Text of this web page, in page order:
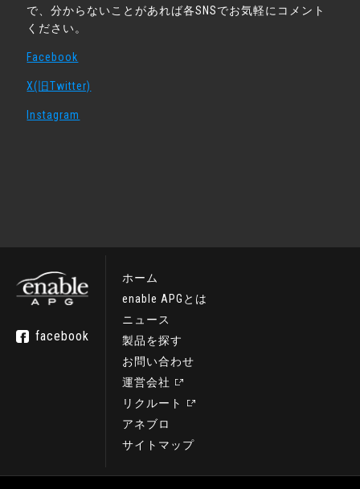
で、分からないことがあれば各SNSでお気軽にコメント
ください。
Facebook
X(旧Twitter)
Instagram
facebook
ホーム
enable APGとは
ニュース
製品を探す
お問い合わせ
運営会社
リクルート
アネブロ
サイトマップ